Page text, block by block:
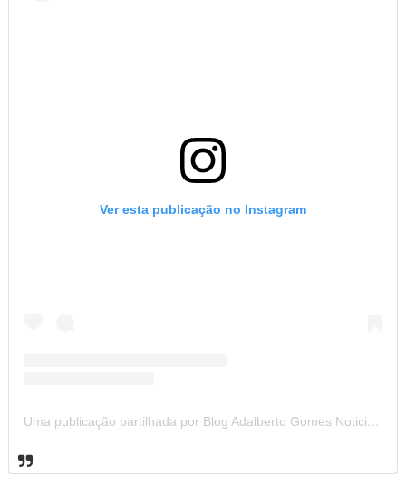
Ver esta publicação no Instagram
Uma publicação partilhada por Blog Adalberto Gomes Noticias (@blogadalbertogomesnoticiass)